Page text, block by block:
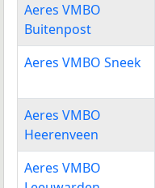
Aeres VMBO
Buitenpost
Aeres VMBO Sneek
Aeres VMBO
Heerenveen
Aeres VMBO